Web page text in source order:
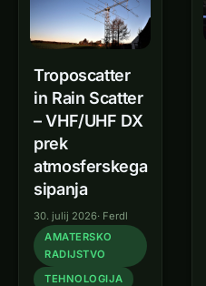
Troposcatter
in Rain Scatter
– VHF/UHF DX
prek
atmosferskega
sipanja
30. julij 2026· Ferdl
AMATERSKO
RADIJSTVO
TEHNOLOGIJA